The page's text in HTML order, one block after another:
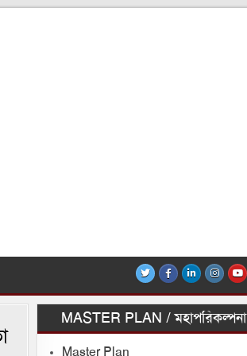
MASTER PLAN / মহাপরিকল্পনা
Master Plan